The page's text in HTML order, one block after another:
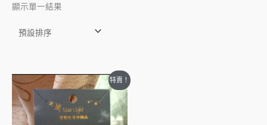
顯示單一結果
特賣！